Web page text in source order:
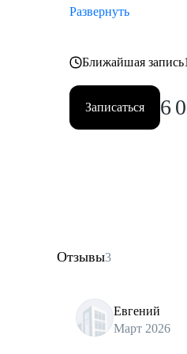
Развернуть
Ближайшая запись
Записаться 6
Отзывы3
Евгений
Март 2026